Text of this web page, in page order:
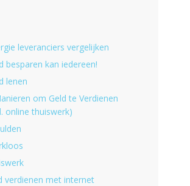
leveranciers vergelijken
besparen kan iedereen!
lenen
om Geld te Verdienen
online thuiswerk)
verdienen met internet